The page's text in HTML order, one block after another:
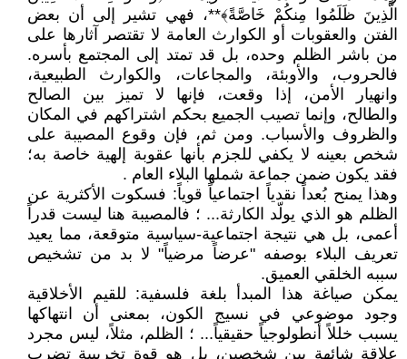
الَّذِينَ ظَلَمُوا مِنكُمْ خَاصَّةً﴾**، فهي تشير إلى أن بعض
الفتن والعقوبات أو الكوارث العامة لا تقتصر آثارها على
من باشر الظلم وحده، بل قد تمتد إلى المجتمع بأسره.
فالحروب، والأوبئة، والمجاعات، والكوارث الطبيعية،
وانهيار الأمن، إذا وقعت، فإنها لا تميز بين الصالح
والطالح، وإنما تصيب الجميع بحكم اشتراكهم في المكان
والظروف والأسباب. ومن ثم، فإن وقوع المصيبة على
شخص بعينه لا يكفي للجزم بأنها عقوبة إلهية خاصة به؛
فقد يكون ضمن جماعة شملها البلاء العام .
وهذا يمنح بُعداً نقدياً اجتماعياً قوياً: فسكوت الأكثرية عن
الظلم هو الذي يولّد الكارثة... ؛ فالمصيبة هنا ليست قدراً
أعمى، بل هي نتيجة اجتماعية-سياسية متوقعة، مما يعيد
تعريف البلاء بوصفه "عرضاً مرضياً" لا بد من تشخيص
سببه الخلقي العميق.
يمكن صياغة هذا المبدأ بلغة فلسفية: للقيم الأخلاقية
وجود موضوعي في نسيج الكون، بمعنى أن انتهاكها
يسبب خللاً أنطولوجياً حقيقياً... ؛ الظلم، مثلاً، ليس مجرد
علاقة شائهة بين شخصين، بل هو قوة تخريبية تضرب